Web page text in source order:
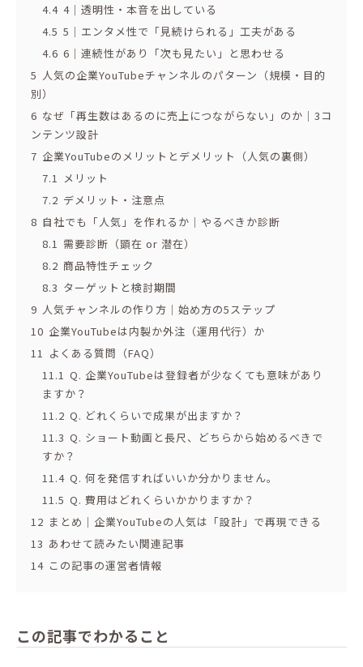
4.4 4｜透明性・本音を出している
4.5 5｜エンタメ性で「見続けられる」工夫がある
4.6 6｜連続性があり「次も見たい」と思わせる
5 人気の企業YouTubeチャンネルのパターン（規模・目的
別）
6 なぜ「再生数はあるのに売上につながらない」のか｜3コ
ンテンツ設計
7 企業YouTubeのメリットとデメリット（人気の裏側）
7.1 メリット
7.2 デメリット・注意点
8 自社でも「人気」を作れるか｜やるべきか診断
8.1 需要診断（顕在 or 潜在）
8.2 商品特性チェック
8.3 ターゲットと検討期間
9 人気チャンネルの作り方｜始め方の5ステップ
10 企業YouTubeは内製か外注（運用代行）か
11 よくある質問（FAQ）
11.1 Q. 企業YouTubeは登録者が少なくても意味があり
ますか？
11.2 Q. どれくらいで成果が出ますか？
11.3 Q. ショート動画と長尺、どちらから始めるべきで
すか？
11.4 Q. 何を発信すればいいか分かりません。
11.5 Q. 費用はどれくらいかかりますか？
12 まとめ｜企業YouTubeの人気は「設計」で再現できる
13 あわせて読みたい関連記事
14 この記事の運営者情報
この記事でわかること